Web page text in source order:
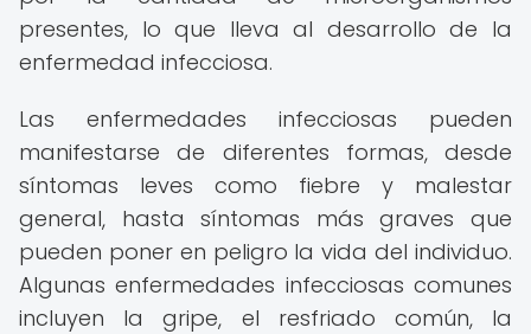
presentes, lo que lleva al desarrollo de la
enfermedad infecciosa.
Las enfermedades infecciosas pueden
manifestarse de diferentes formas, desde
síntomas leves como fiebre y malestar
general, hasta síntomas más graves que
pueden poner en peligro la vida del individuo.
Algunas enfermedades infecciosas comunes
incluyen la gripe, el resfriado común, la